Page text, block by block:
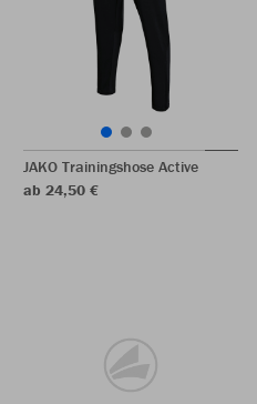
JAKO Trainingshose Active
ab 24,50 €